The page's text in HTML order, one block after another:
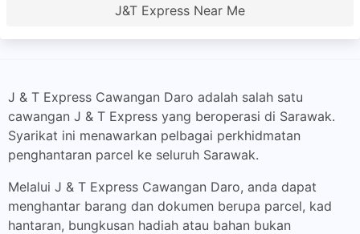
J&T Express Near Me
J & T Express Cawangan Daro adalah salah satu
cawangan J & T Express yang beroperasi di Sarawak.
Syarikat ini menawarkan pelbagai perkhidmatan
penghantaran parcel ke seluruh Sarawak.
Melalui J & T Express Cawangan Daro, anda dapat
menghantar barang dan dokumen berupa parcel, kad
hantaran, bungkusan hadiah atau bahan bukan